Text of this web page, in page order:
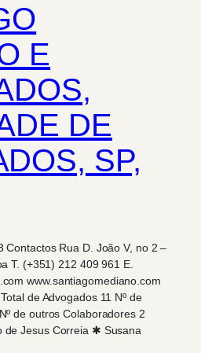
E
DE
SP,
Contactos Rua D. João V, no 2 –
T. (+351) 212 409 961 E.
www.santiagomediano.com
de Advogados 11 Nº de
de outros Colaboradores 2
de Jesus Correia ✱ Susana